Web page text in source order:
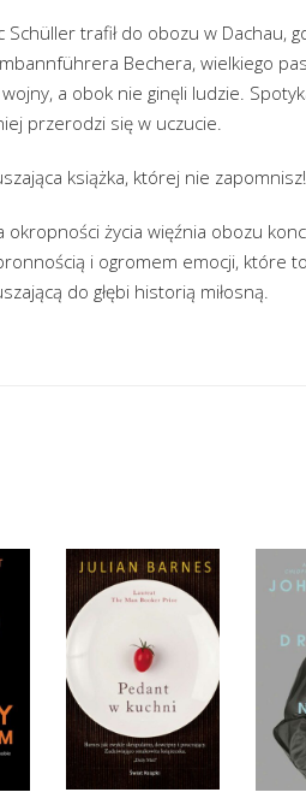
Schüller trafił do obozu w Dachau,
Bechera, wielkiego
wojny, a obok nie ginęli ludzie.
przerodzi się w uczucie.
książka, której nie zapomnisz!
okropności życia więźnia obozu
i ogromem emocji, które
do głębi historią miłosną.